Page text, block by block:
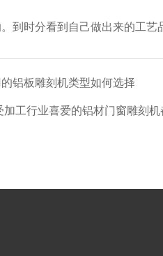
到时分看到自己做出来的工艺
铝板雕刻机类型如何选择
加工行业喜爱的铝材门窗雕刻机